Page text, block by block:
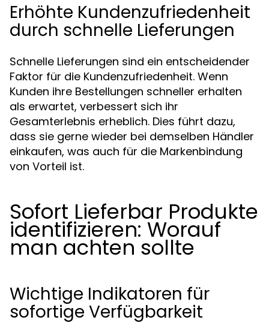
Erhöhte Kundenzufriedenheit
durch schnelle Lieferungen
Schnelle Lieferungen sind ein entscheidender
Faktor für die Kundenzufriedenheit. Wenn
Kunden ihre Bestellungen schneller erhalten
als erwartet, verbessert sich ihr
Gesamterlebnis erheblich. Dies führt dazu,
dass sie gerne wieder bei demselben Händler
einkaufen, was auch für die Markenbindung
von Vorteil ist.
Sofort Lieferbar Produkte
identifizieren: Worauf
man achten sollte
Wichtige Indikatoren für
sofortige Verfügbarkeit